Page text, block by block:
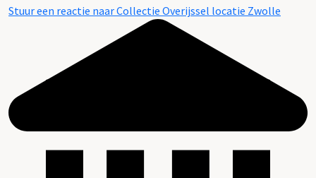
Stuur een reactie naar Collectie Overijssel locatie Zwolle